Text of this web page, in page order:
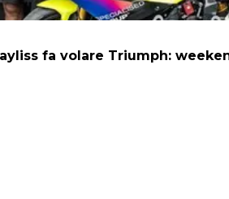
fa volare Triumph: